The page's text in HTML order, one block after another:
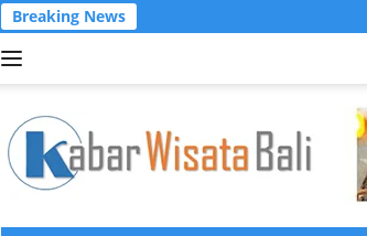
Breaking News